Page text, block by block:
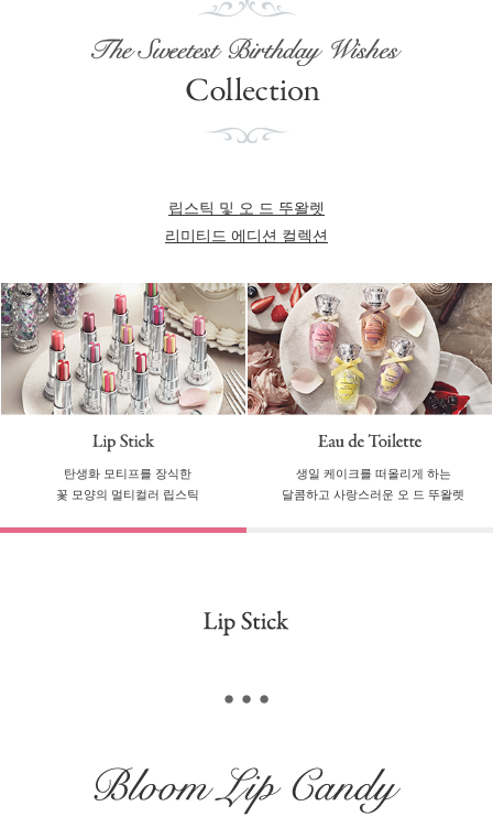
립스틱 및 오 드 뚜왈렛
리미티드 에디션 컬렉션
탄생화 모티프를 장식한
꽃 모양의 멀티컬러 립스틱
생일 케이크를 떠올리게 하는
달콤하고 사랑스러운 오 드 뚜왈렛